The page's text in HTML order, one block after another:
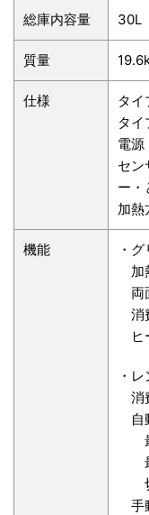
総庫内容量 30L
質量
仕様
タ
タイ
電
セン
ー・
加熱
機能
・
加
両
消
ヒ
・
消
自
最
最
切
手